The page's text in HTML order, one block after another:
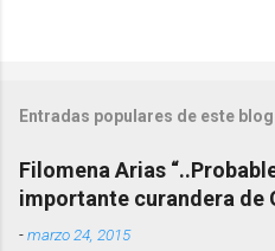
Entradas populares de este blog
Filomena Arias
importante curandera de
-marzo 24, 2015